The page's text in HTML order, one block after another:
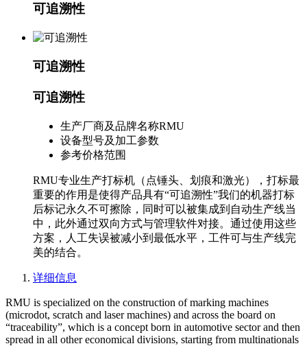
可追溯性
可追溯性
可追溯性
生产厂商及品牌名称RMU
设备型号及加工参数
参考价格范围
RMU专业生产打标机（点锤头、划痕和激光），打标最
重要的作用是使得产品具有“可追溯性”我们的机器打标
后标记永久不可擦除，同时可以被集成到自动生产线当
中，此外通过双向方式与管理软件对接。通过使用这些
方案，人工失误被减小到最低水平，工件可与生产线完
美的结合。
详细信息
RMU is specialized on the construction of marking machines
(microdot, scratch and laser machines) and across the board on
“traceability”, which is a concept born in automotive sector and then
spread in all other economical divisions, starting from multinationals